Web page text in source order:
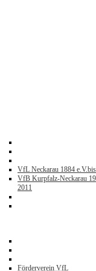
VfL Neckarau 1884 e.V.
VfB Kurpfalz-Neckarau
2011
Förderverein VfL